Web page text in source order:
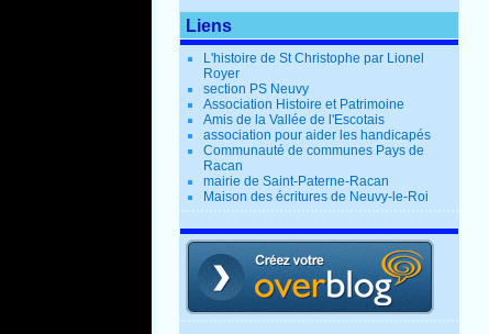
Liens
L'histoire de St Christophe par Lionel
Royer
section PS Neuvy
Association Histoire et Patrimoine
Amis de la Vallée de l'Escotais
association pour aider les handicapés
Communauté de communes Pays de
Racan
mairie de Saint-Paterne-Racan
Maison des écritures de Neuvy-le-Roi